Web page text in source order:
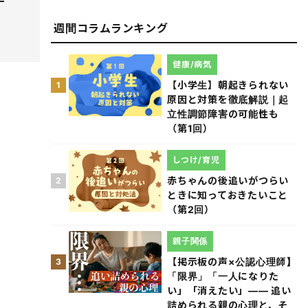
週間コラムランキング
1
【小学生】朝起きられない
原因と対策を徹底解説｜起
立性調節障害の可能性も
（第1回）
健康/病気
2
赤ちゃんの後追いがつらい
ときに知っておきたいこと
（第2回）
しつけ/育児
3
【掲示板の声×公認心理師】
「限界」「一人になりた
い」「消えたい」―― 追い
詰められる親の心理と、そ
親子関係